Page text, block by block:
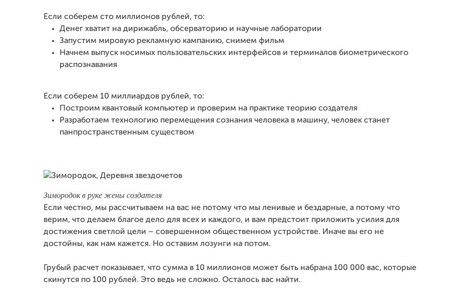
Если соберем сто миллионов рублей, то:
Денег хватит на дирижабль, обсерваторию и научные лаборатории
Запустим мировую рекламную кампанию, снимем фильм
Начнем выпуск носимых пользовательских интерфейсов и терминалов биометрического
распознавания
Если соберем 10 миллиардов рублей, то:
Построим квантовый компьютер и проверим на практике теорию создателя
Разработаем технологию перемещения сознания человека в машину, человек станет
панпространственным существом
Зимородок в руке жены создателя
Если честно, мы рассчитываем на вас не потому что мы ленивые и бездарные, а потому что
верим, что делаем благое дело для всех и каждого, и вам предстоит приложить усилия для
достижения светлой цели – совершенном общественном устройстве. Иначе вы его не
достойны, как нам кажется. Но оставим лозунги на потом.
Грубый расчет показывает, что сумма в 10 миллионов может быть набрана 100 000 вас, которые
скинутся по 100 рублей. Это ведь не сложно. Осталось вас найти.